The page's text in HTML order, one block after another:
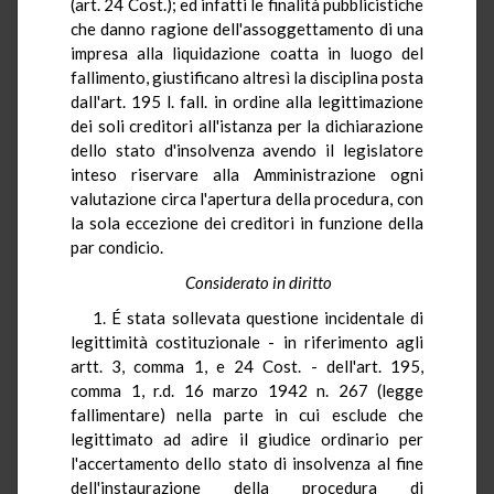
(art. 24 Cost.); ed infatti le finalità pubblicistiche
che danno ragione dell'assoggettamento di una
impresa alla liquidazione coatta in luogo del
fallimento, giustificano altresì la disciplina posta
dall'art. 195 l. fall. in ordine alla legittimazione
dei soli creditori all'istanza per la dichiarazione
dello stato d'insolvenza avendo il legislatore
inteso riservare alla Amministrazione ogni
valutazione circa l'apertura della procedura, con
la sola eccezione dei creditori in funzione della
par condicio.
Considerato in diritto
1. É stata sollevata questione incidentale di
legittimità costituzionale - in riferimento agli
artt. 3, comma 1, e 24 Cost. - dell'art. 195,
comma 1, r.d. 16 marzo 1942 n. 267 (legge
fallimentare) nella parte in cui esclude che
legittimato ad adire il giudice ordinario per
l'accertamento dello stato di insolvenza al fine
dell'instaurazione della procedura di